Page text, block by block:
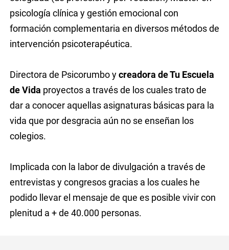
psicología clínica y gestión emocional con
formación complementaria en diversos métodos de
intervención psicoterapéutica.
Directora de Psicorumbo ycreadora de Tu Escuela
de Vida proyectos a través de los cuales trato de
dar a conocer aquellas asignaturas básicas para la
vida que por desgracia aún no se enseñan los
colegios.
Implicada con la labor de divulgación a través de
entrevistas y congresos gracias a los cuales he
podido llevar el mensaje de que es posible vivir con
plenitud a + de 40.000 personas.